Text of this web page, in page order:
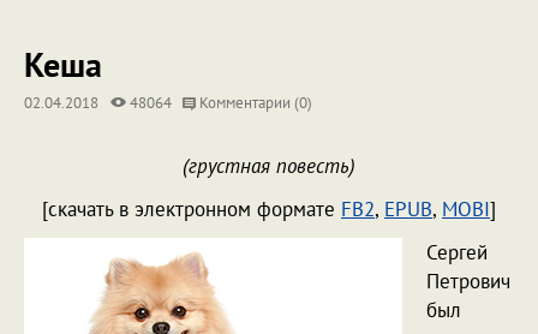
Кеша
02.04.2018 48064 Комментарии (0)
(грустная повесть)
[скачать в электронном формате FB2, EPUB, MOBI]
Сергей
Петрович
был